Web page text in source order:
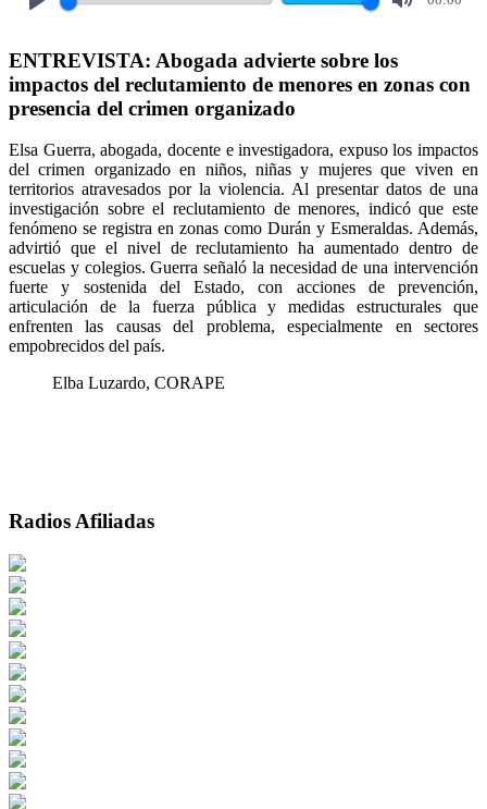
ENTREVISTA: Abogada advierte sobre los
impactos del reclutamiento de menores en zonas con
presencia del crimen organizado
Elsa Guerra, abogada, docente e investigadora, expuso los impactos
del crimen organizado en niños, niñas y mujeres que viven en
territorios atravesados por la violencia. Al presentar datos de una
investigación sobre el reclutamiento de menores, indicó que este
fenómeno se registra en zonas como Durán y Esmeraldas. Además,
advirtió que el nivel de reclutamiento ha aumentado dentro de
escuelas y colegios. Guerra señaló la necesidad de una intervención
fuerte y sostenida del Estado, con acciones de prevención,
articulación de la fuerza pública y medidas estructurales que
enfrenten las causas del problema, especialmente en sectores
empobrecidos del país.
Elba Luzardo, CORAPE
Radios Afiliadas